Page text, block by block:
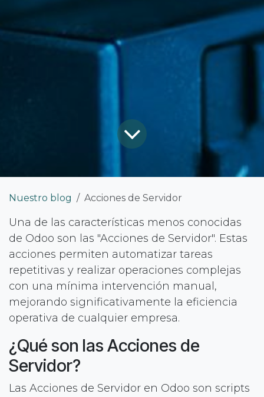
Nuestro blog Acciones de Servidor
Una de las características menos conocidas
de Odoo son las "Acciones de Servidor". Estas
acciones permiten automatizar tareas
repetitivas y realizar operaciones complejas
con una mínima intervención manual,
mejorando significativamente la eficiencia
operativa de cualquier empresa.
¿Qué son las Acciones de
Servidor?
Las Acciones de Servidor en Odoo son scripts